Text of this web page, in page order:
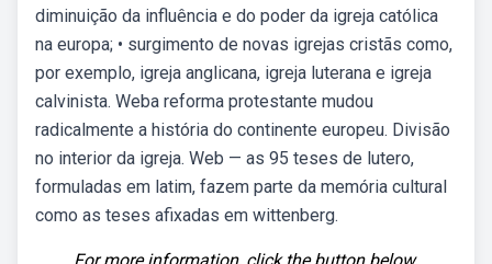
diminuição da influência e do poder da igreja católica
na europa; • surgimento de novas igrejas cristãs como,
por exemplo, igreja anglicana, igreja luterana e igreja
calvinista. Weba reforma protestante mudou
radicalmente a história do continente europeu. Divisão
no interior da igreja. Web — as 95 teses de lutero,
formuladas em latim, fazem parte da memória cultural
como as teses afixadas em wittenberg.